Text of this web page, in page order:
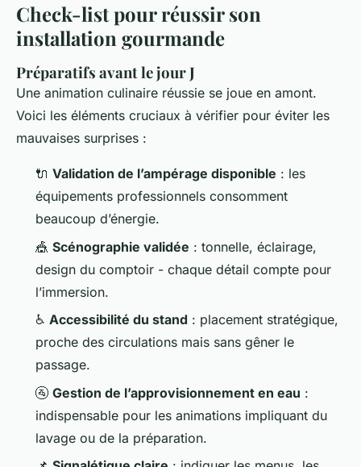
Check-list pour réussir son
installation gourmande
Préparatifs avant le jour J
Une animation culinaire réussie se joue en amont.
Voici les éléments cruciaux à vérifier pour éviter les
mauvaises surprises :
🔌 Validation de l’ampérage disponible : les
équipements professionnels consomment
beaucoup d’énergie.
🎪 Scénographie validée : tonnelle, éclairage,
design du comptoir - chaque détail compte pour
l’immersion.
♿ Accessibilité du stand : placement stratégique,
proche des circulations mais sans gêner le
passage.
🚰 Gestion de l’approvisionnement en eau :
indispensable pour les animations impliquant du
lavage ou de la préparation.